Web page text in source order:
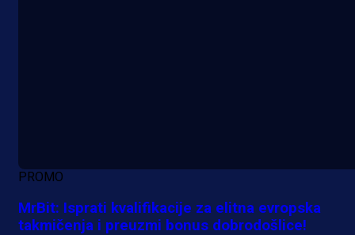
PROMO
MrBit: Isprati kvalifikacije za elitna evropska
takmičenja i preuzmi bonus dobrodošlice!